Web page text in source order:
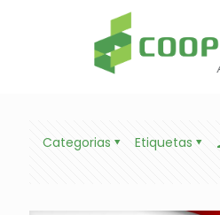
Categorias Etiquetas